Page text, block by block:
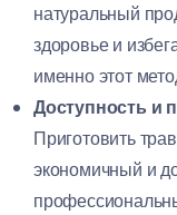
натуральный
здоровье и
именно этот
Доступность и
Приготовить
экономичный и